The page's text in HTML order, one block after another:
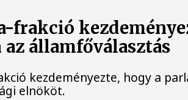
frakció
az államfőválasztás
kezdeményezte, hogy a
elnököt.